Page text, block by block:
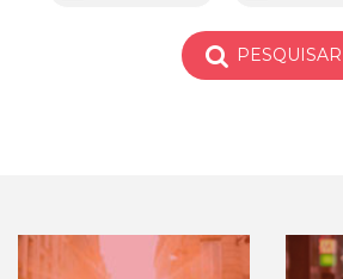
PESQUISAR